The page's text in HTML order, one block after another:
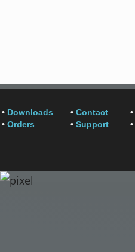
• Downloads
• Orders
• Contact
• Support
•
•